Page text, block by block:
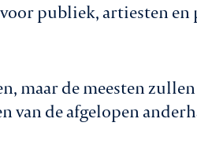
publiek, artiesten en
maar de meesten
van de afgelopen